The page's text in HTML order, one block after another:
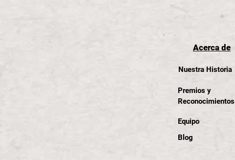
Acerca de
Nuestra Historia
Premios y
Reconocimientos
Equipo
Blog